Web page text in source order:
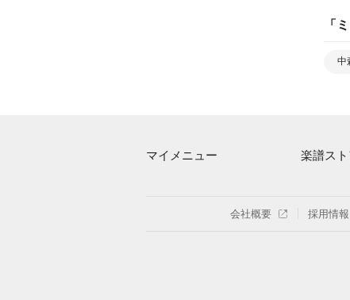
「
中
マイメニュー
ログイン / 会員登録（無料）
楽譜ス
楽曲一覧
会社概要 採用情報